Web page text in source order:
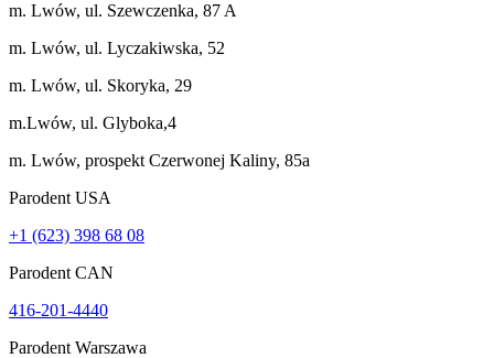
m. Lwów, ul. Szewczenka, 87 A
m. Lwów, ul. Lyczakiwska, 52
m. Lwów, ul. Skoryka, 29
m.Lwów, ul. Glyboka,4
m. Lwów, prospekt Czerwonej Kaliny, 85a
Parodent USА
+1 (623) 398 68 08
Parodent CAN
416-201-4440
Parodent Warszawa